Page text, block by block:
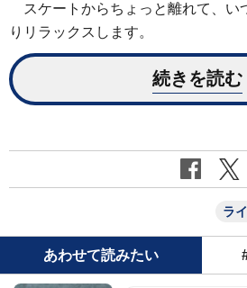
スケートからちょっと離れて、い
りリラックスします。
続きを読む
ラ
あわせて読みたい